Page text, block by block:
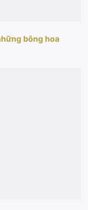
bông hoa